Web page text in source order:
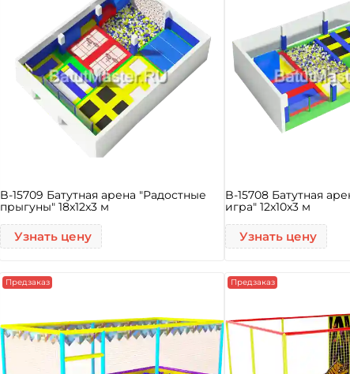
B-15709 Батутная арена "Радостные
прыгуны" 18x12x3 м
Узнать цену
B-15708 Батутная
игра" 12x10x3 м
Узнать цену
Предзаказ Предзаказ